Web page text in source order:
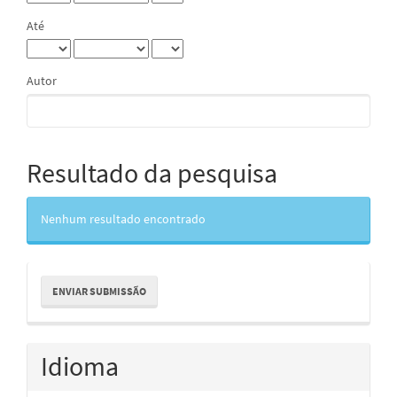
Até
Autor
Resultado da pesquisa
Nenhum resultado encontrado
Enviar
Submissão
ENVIAR SUBMISSÃO
Idioma